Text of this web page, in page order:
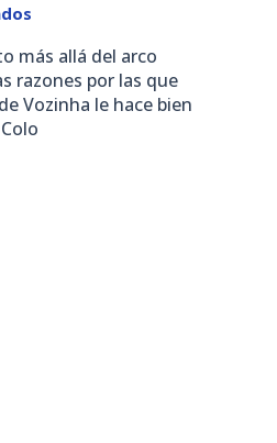
más allá del arco
razones por las que
Vozinha le hace bien